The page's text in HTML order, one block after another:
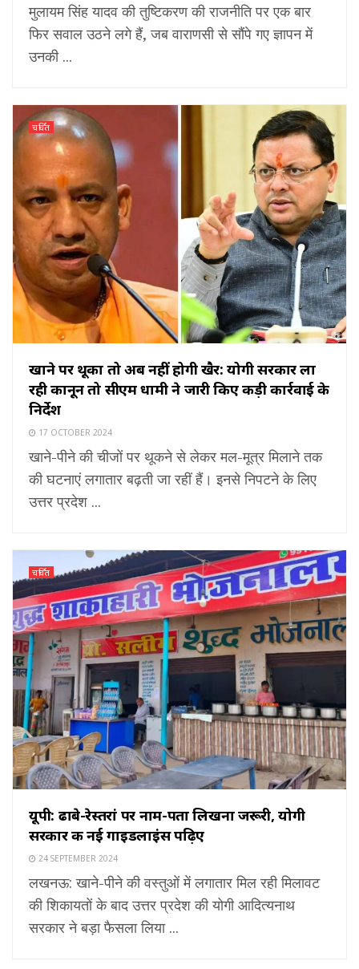
मुलायम सिंह यादव की तुष्टिकरण की राजनीति पर एक बार
फिर सवाल उठने लगे हैं, जब वाराणसी से सौंपे गए ज्ञापन में
उनकी ...
चर्चित
खाने पर थूका तो अब नहीं होगी खैर: योगी सरकार ला
रही कानून तो सीएम धामी ने जारी किए कड़ी कार्रवाई के
निर्देश
17 OCTOBER 2024
खाने-पीने की चीजों पर थूकने से लेकर मल-मूत्र मिलाने तक
की घटनाएं लगातार बढ़ती जा रहीं हैं। इनसे निपटने के लिए
उत्तर प्रदेश ...
चर्चित
यूपी: ढाबे-रेस्तरां पर नाम-पता लिखना जरूरी, योगी
सरकार की नई गाइडलाइंस पढ़िए
24 SEPTEMBER 2024
लखनऊ: खाने-पीने की वस्तुओं में लगातार मिल रही मिलावट
की शिकायतों के बाद उत्तर प्रदेश की योगी आदित्यनाथ
सरकार ने बड़ा फैसला लिया ...